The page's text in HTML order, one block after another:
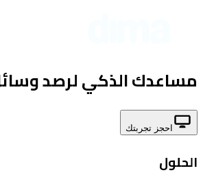
مساعدك الذكي لرصد
احجز تجربتك
الحلول